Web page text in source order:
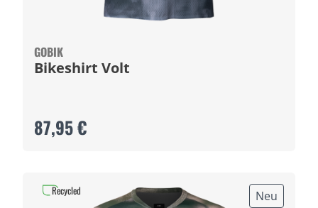
GOBIK
Bikeshirt Volt
87,95 €
Neu
Recycled